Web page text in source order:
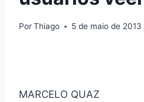
PorThiago 5 de maio de 2013
MARCELO QUAZ